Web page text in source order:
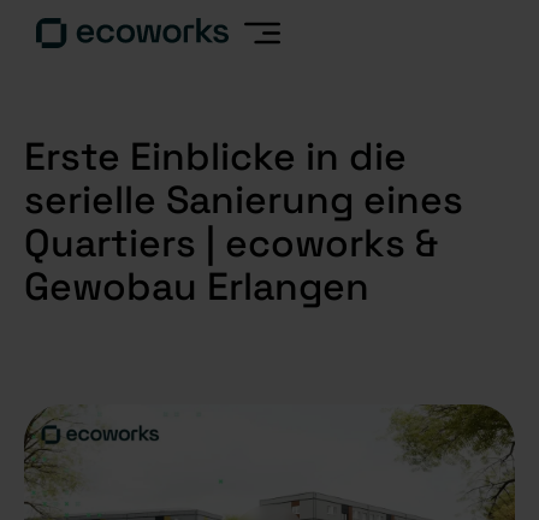
Erste Einblicke in die
serielle Sanierung eines
Quartiers | ecoworks &
Gewobau Erlangen